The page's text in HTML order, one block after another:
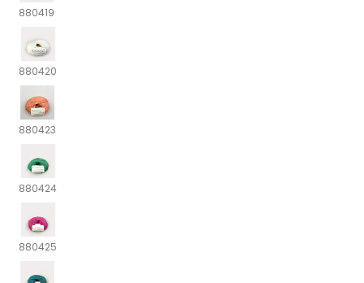
880419
880420
880423
880424
880425